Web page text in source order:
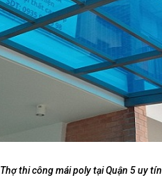
Thợ thi công mái poly tại Quận 5 uy tín